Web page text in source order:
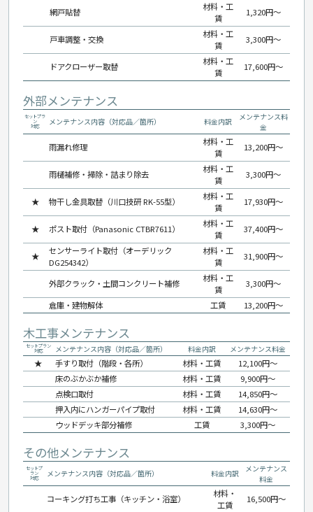
網戸貼替
材料・工
賃
1,320円〜
戸車調整・交換
材料・工
賃
3,300円〜
ドアクローザー取替
材料・工
賃
17,600円〜
外部メンテナンス
セットプラ
ン
対応 メンテナンス内容（対応品／箇所） 料金内訳
メンテナンス料
金
雨漏れ修理
材料・工
賃
13,200円〜
雨樋補修・掃除・詰まり除去
材料・工
賃
3,300円〜
★ 物干し金具取替（川口技研 RK-55型）
材料・工
賃
17,930円〜
★ ポスト取付（Panasonic CTBR7611）
材料・工
賃
37,400円〜
★
センサーライト取付（オーデリック
DG254342）
材料・工
賃
31,900円〜
外部クラック・土間コンクリート補修
材料・工
賃
3,300円〜
倉庫・建物解体
工賃 13,200円〜
木工事メンテナンス
セットプラン
対応 メンテナンス内容（対応品／箇所） 料金内訳 メンテナンス料金
★ 手すり取付（階段・各所） 材料・工賃
12,100円〜
床のぶかぶか補修
材料・工賃
9,900円〜
点検口取付
材料・工賃
14,850円〜
押入内にハンガーパイプ取付
材料・工賃
14,630円〜
ウッドデッキ部分補修
工賃 3,300円〜
その他メンテナンス
セットプ
ラン
対応 メンテナンス内容（対応品／箇所） 料金内訳
メンテナンス
料金
コーキング打ち工事（キッチン・浴室）
材料・
工賃
16,500円〜